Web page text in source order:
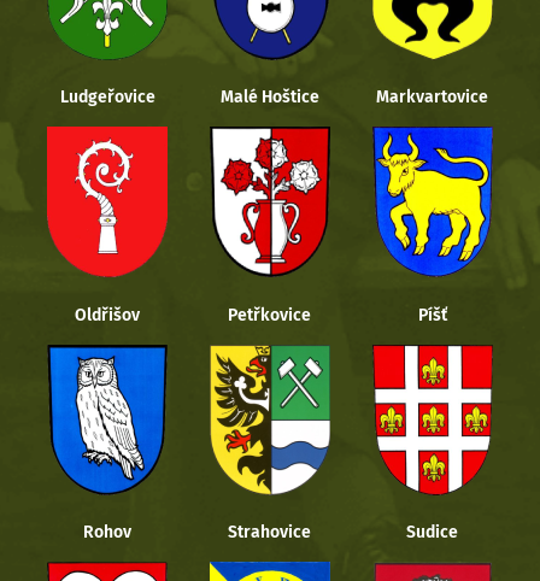
Ludgeřovice Malé Hoštice Markvartovice
Oldřišov Petřkovice Píšť
Rohov Strahovice Sudice